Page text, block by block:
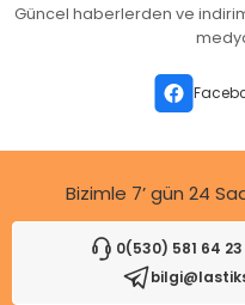
Ürün açıklamasında
Ürün fiyatı diğer
Güncel haberlerden ve
Bizimle 7’ gün 24
0(530) 581 64 23